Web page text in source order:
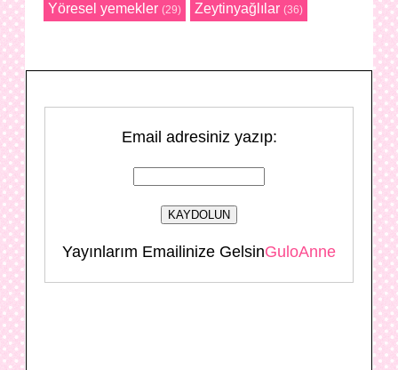
Yöresel yemekler (29) Zeytinyağlılar (36)
Email adresiniz yazıp:
Yayınlarım Emailinize GelsinGuloAnne